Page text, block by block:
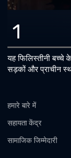
1
यह फिलिस्तीनी बच्चे
सड़कों और प्राचीन
हमारे बारे में
सहायता केंद्र
सामाजिक जिम्मेदारी